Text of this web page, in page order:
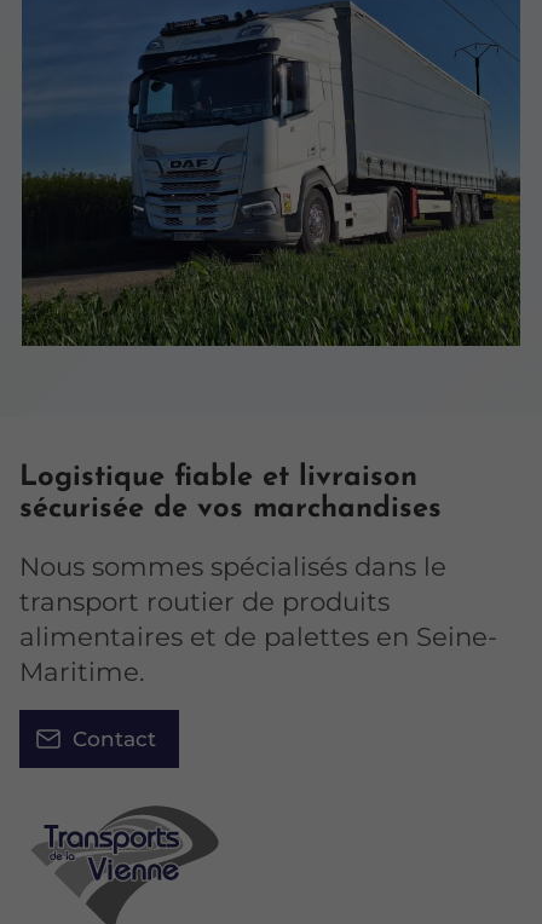
Logistique fiable et livraison
sécurisée de vos marchandises
Nous sommes spécialisés dans le
transport routier de produits
alimentaires et de palettes en Seine-
Maritime.
Contact